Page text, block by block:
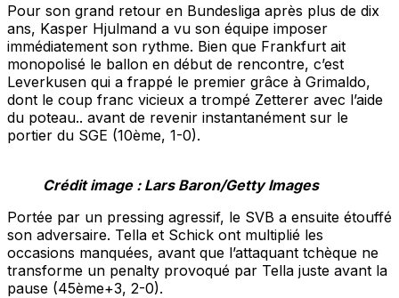
Pour son grand retour en Bundesliga après plus de dix
ans, Kasper Hjulmand a vu son équipe imposer
immédiatement son rythme. Bien que Frankfurt ait
monopolisé le ballon en début de rencontre, c’est
Leverkusen qui a frappé le premier grâce à Grimaldo,
dont le coup franc vicieux a trompé Zetterer avec l’aide
du poteau.. avant de revenir instantanément sur le
portier du SGE (10ème, 1-0).
Crédit image : Lars Baron/Getty Images
Portée par un pressing agressif, le SVB a ensuite étouffé
son adversaire. Tella et Schick ont multiplié les
occasions manquées, avant que l’attaquant tchèque ne
transforme un penalty provoqué par Tella juste avant la
pause (45ème+3, 2-0).